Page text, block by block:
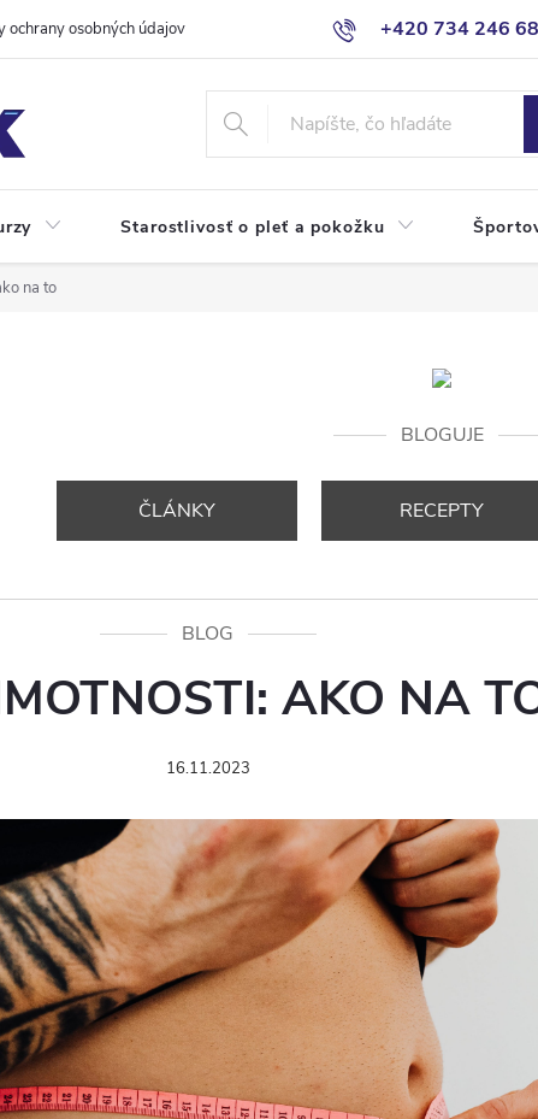
+420 734 246
ochrany osobných údajov
Starostlivosť o pleť a pokožku
na to
BLOGUJE
ČLÁNKY RECEPTY
BLOG
AKO NA
16.11.2023